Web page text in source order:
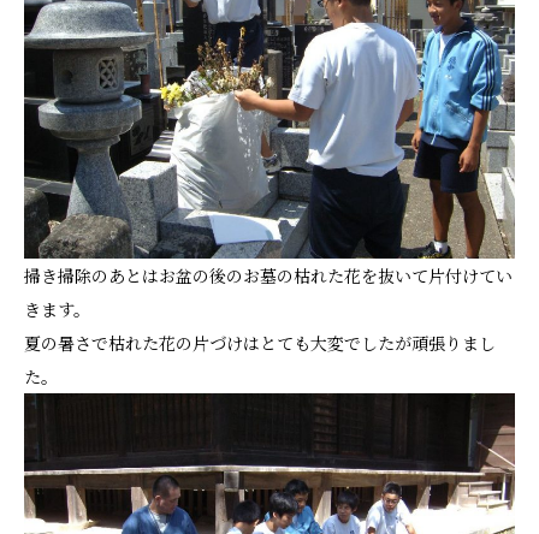
掃き掃除のあとはお盆の後のお墓の枯れた花を抜いて片付けてい
きます。
夏の暑さで枯れた花の片づけはとても大変でしたが頑張りまし
た。